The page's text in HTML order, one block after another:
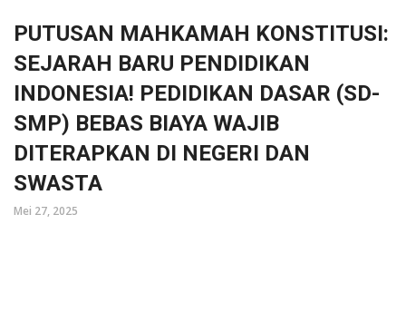
PUTUSAN MAHKAMAH KONSTITUSI:
SEJARAH BARU PENDIDIKAN
INDONESIA! PEDIDIKAN DASAR (SD-
SMP) BEBAS BIAYA WAJIB
DITERAPKAN DI NEGERI DAN
SWASTA
Mei 27, 2025